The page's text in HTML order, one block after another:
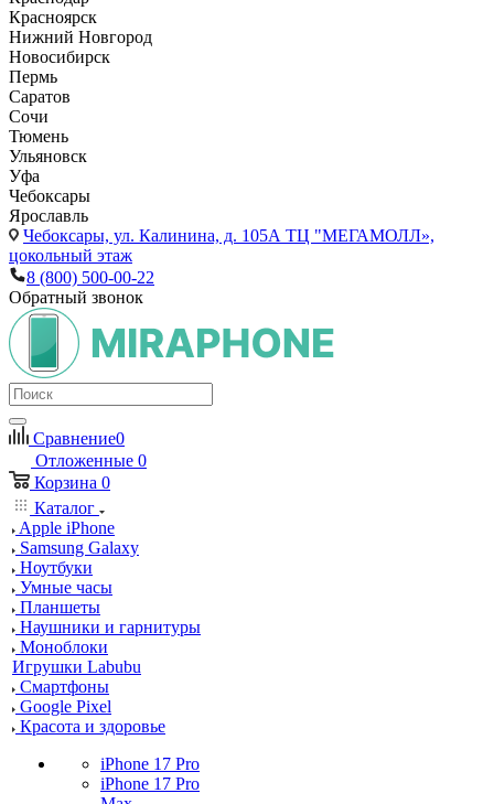
Красноярск
Нижний Новгород
Новосибирск
Пермь
Саратов
Сочи
Тюмень
Ульяновск
Уфа
Чебоксары
Ярославль
Чебоксары, ул. Калинина, д. 105А ТЦ "МЕГАМОЛЛ»,
цокольный этаж
8 (800) 500-00-22
Обратный звонок
Сравнение0
Отложенные 0
Корзина 0
Каталог
Apple iPhone
Samsung Galaxy
Ноутбуки
Умные часы
Планшеты
Наушники и гарнитуры
Моноблоки
Игрушки Labubu
Смартфоны
Google Pixel
Красота и здоровье
iPhone 17 Pro
iPhone 17 Pro